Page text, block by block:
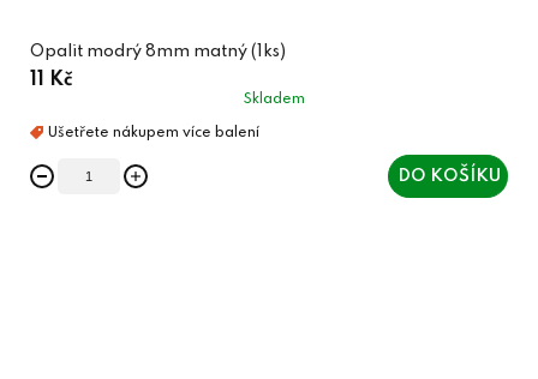
Opalit modrý 8mm matný (1ks)
11 Kč
Skladem
DO KOŠÍKU